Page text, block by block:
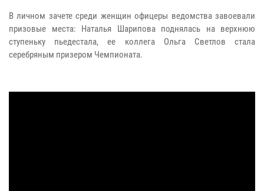
В личном зачете среди женщин офицеры ведомства завоевали
призовые места: Наталья Шарипова поднялась на верхнюю
ступеньку пьедестала, ее коллега Ольга Светлов стала
серебряным призером Чемпионата.